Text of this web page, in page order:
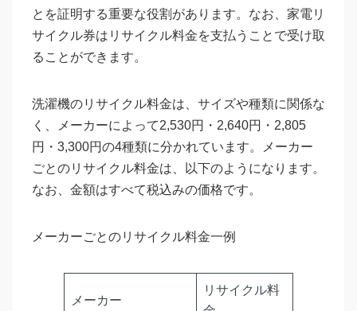
とを証明する重要な役割があります。なお、家電リ
サイクル券はリサイクル料金を支払うことで受け取
ることができます。
洗濯機のリサイクル料金は、サイズや種類に関係な
く、メーカーによって2,530円・2,640円・2,805
円・3,300円の4種類に分かれています。メーカー
ごとのリサイクル料金は、以下のようになります。
なお、金額はすべて税込みの価格です。
メーカーごとのリサイクル料金一例
メーカー
リサイクル料